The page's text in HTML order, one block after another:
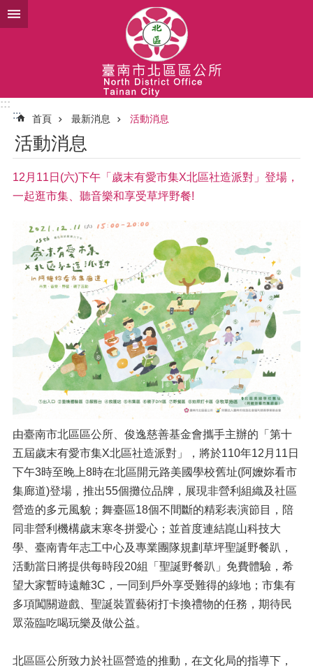
跳到主要內容區塊
:::
:::
首頁 最新消息 活動消息
活動消息
12月11日(六)下午「歲末有愛市集X北區社造派對」登場，
一起逛市集、聽音樂和享受草坪野餐!
由臺南市北區區公所、俊逸慈善基金會攜手主辦的「第十
五屆歲末有愛市集X北區社造派對」，將於110年12月11日
下午3時至晚上8時在北區開元路美國學校舊址(阿嬤妳看市
集廊道)登場，推出55個攤位品牌，展現非營利組織及社區
營造的多元風貌；舞臺區18個不間斷的精彩表演節目，陪
同非營利機構歲末寒冬拼愛心；並首度連結崑山科技大
學、臺南青年志工中心及專業團隊規劃草坪聖誕野餐趴，
活動當日將提供每時段20組「聖誕野餐趴」免費體驗，希
望大家暫時遠離3C，一同到戶外享受難得的綠地；市集有
多項闖關遊戲、聖誕裝置藝術打卡換禮物的任務，期待民
眾蒞臨吃喝玩樂及做公益。
北區區公所致力於社區營造的推動，在文化局的指導下，